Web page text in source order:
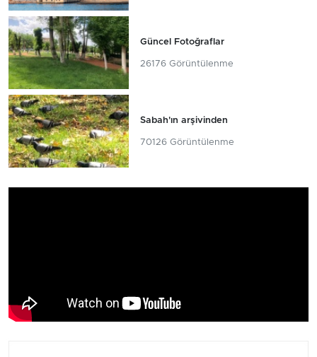
Güncel Fotoğraflar
26176 Görüntülenme
Sabah'ın arşivinden
70126 Görüntülenme